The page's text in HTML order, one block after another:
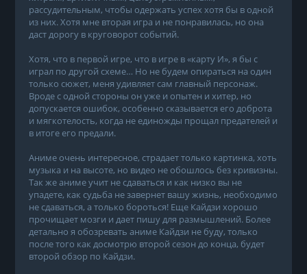
рассудительным, чтобы одержать успех хотя бы в одной
из них. Хотя мне вторая игра и не понравилась, но она
даст дорогу в круговорот событий.
Хотя, что в первой игре, что в игре в «карту И», я бы с
играл по другой схеме… Но не будем опираться на один
только сюжет, меня удивляет сам главный персонаж.
Вроде с одной стороны он уже и опытен и хитер, но
допускается ошибок, особенно сказывается его доброта
и мягкотелость, когда не единожды прощал предателей и
в итоге его предали.
Аниме очень интересное, страдает только картинка, хоть
музыка и на высоте, но видео не обошлось без кривизны.
Так же аниме учит не сдаваться и как низко вы не
упадете, как судьба не завернет вашу жизнь, необходимо
не сдаваться, а только бороться! Еще Кайдзи хорошо
прочищает мозги и дает пишу для размышлений. Более
детально я обозревать аниме Кайдзи не буду, только
после того как досмотрю второй сезон до конца, будет
второй обзор по Кайдзи.